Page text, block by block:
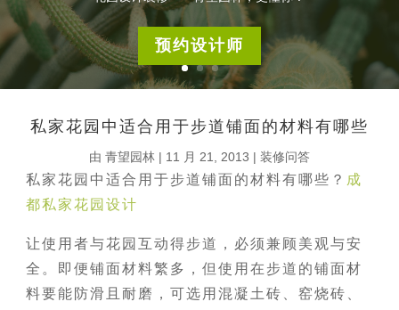
预约设计师
私家花园中适合用于步道铺面的材料有哪些
由 青望园林 | 11 月 21, 2013 | 装修问答
私家花园中适合用于步道铺面的材料有哪些？ 成
都私家花园设计
让使用者与花园互动得步道，必须兼顾美观与安
全。即便铺面材料繁多，但使用在步道的铺面材
料要能防滑且耐磨，可选用混凝土砖、窑烧砖、